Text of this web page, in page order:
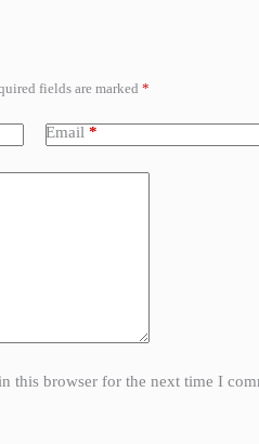
fields are marked *
Email *
this browser for the next time I